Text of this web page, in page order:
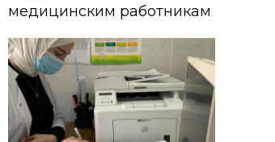
медицинским работникам